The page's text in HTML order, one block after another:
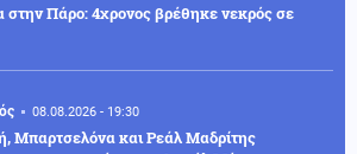
στην Πάρο: 4χρονος βρέθηκε νεκρός σε
08.08.2026 - 19:30
Μπαρτσελόνα και Ρεάλ Μαδρίτης